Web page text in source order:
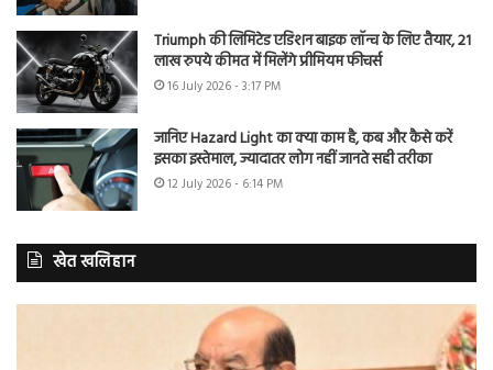
Triumph की लिमिटेड एडिशन बाइक लॉन्च के लिए तैयार, 21
लाख रुपये कीमत में मिलेंगे प्रीमियम फीचर्स
16 July 2026 - 3:17 PM
जानिए Hazard Light का क्या काम है, कब और कैसे करें
इसका इस्तेमाल, ज्यादातर लोग नहीं जानते सही तरीका
12 July 2026 - 6:14 PM
खेत खलिहान